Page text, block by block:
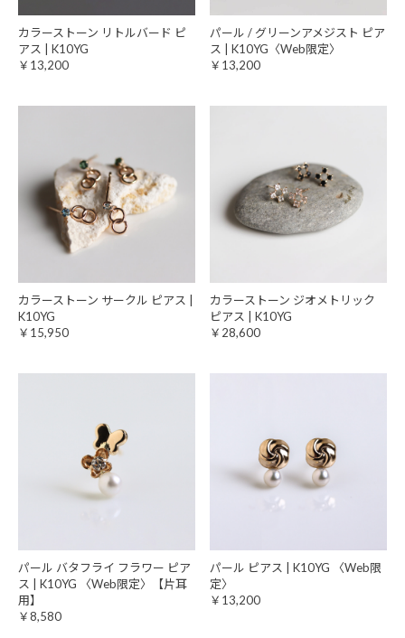
カラーストーン リトルバード ピ
アス | K10YG
￥13,200
パール / グリーンアメジスト ピア
ス | K10YG〈Web限定〉
￥13,200
カラーストーン サークル ピアス |
K10YG
￥15,950
カラーストーン ジオメトリック
ピアス | K10YG
￥28,600
パール バタフライ フラワー ピア
ス | K10YG 〈Web限定〉【片耳
用】
￥8,580
パール ピアス | K10YG 〈Web限
定〉
￥13,200